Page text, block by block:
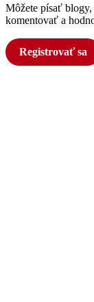
Môžete písať
komentovať a
Registrovať sa